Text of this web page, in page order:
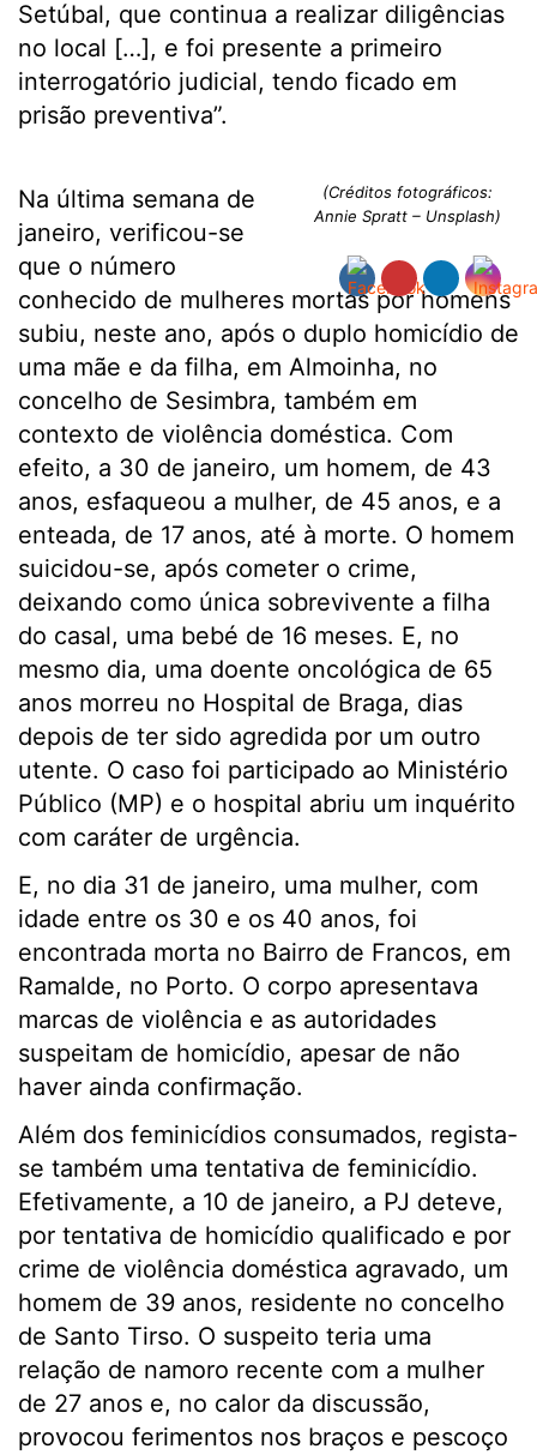
Setúbal, que continua a realizar diligências
no local […], e foi presente a primeiro
interrogatório judicial, tendo ficado em
prisão preventiva”.
(Créditos fotográficos:
Annie Spratt – Unsplash)
Na última semana de
janeiro, verificou-se
que o número
conhecido de mulheres mortas por homens
subiu, neste ano, após o duplo homicídio de
uma mãe e da filha, em Almoinha, no
concelho de Sesimbra, também em
contexto de violência doméstica. Com
efeito, a 30 de janeiro, um homem, de 43
anos, esfaqueou a mulher, de 45 anos, e a
enteada, de 17 anos, até à morte. O homem
suicidou-se, após cometer o crime,
deixando como única sobrevivente a filha
do casal, uma bebé de 16 meses. E, no
mesmo dia, uma doente oncológica de 65
anos morreu no Hospital de Braga, dias
depois de ter sido agredida por um outro
utente. O caso foi participado ao Ministério
Público (MP) e o hospital abriu um inquérito
com caráter de urgência.
E, no dia 31 de janeiro, uma mulher, com
idade entre os 30 e os 40 anos, foi
encontrada morta no Bairro de Francos, em
Ramalde, no Porto. O corpo apresentava
marcas de violência e as autoridades
suspeitam de homicídio, apesar de não
haver ainda confirmação.
Além dos feminicídios consumados, regista-
se também uma tentativa de feminicídio.
Efetivamente, a 10 de janeiro, a PJ deteve,
por tentativa de homicídio qualificado e por
crime de violência doméstica agravado, um
homem de 39 anos, residente no concelho
de Santo Tirso. O suspeito teria uma
relação de namoro recente com a mulher
de 27 anos e, no calor da discussão,
provocou ferimentos nos braços e pescoço